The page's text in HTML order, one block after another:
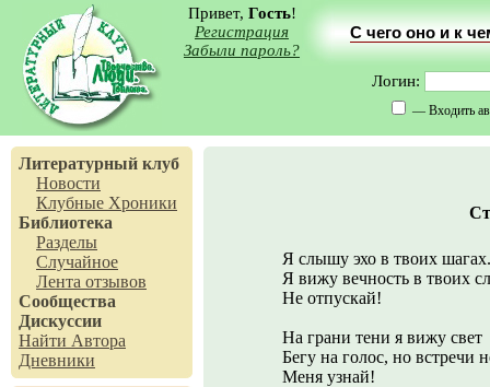
Привет, Гость!
Регистрация
Забыли пароль?
С чего оно и к
Логин:
— Входить
Литературный клуб
Новости
Клубные Хроники
Библиотека
Разделы
Случайное
Лента отзывов
Сообщества
Дискуссии
Найти Автора
Дневники
Я слышу эхо в твоих
Я вижу вечность в твоих
Не отпускай!
На грани тени я вижу свет
Бегу на голос, но встречи
Меня узнай!